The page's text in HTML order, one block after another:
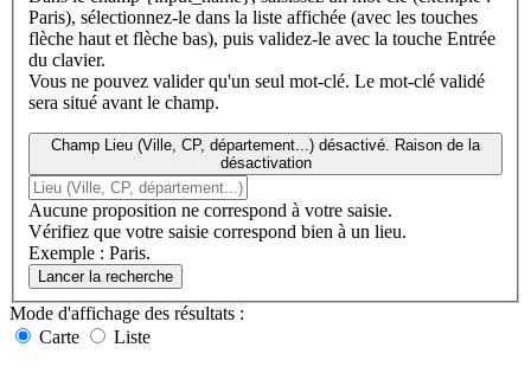
Paris), sélectionnez-le dans la liste affichée (avec les touches
flèche haut et flèche bas), puis validez-le avec la touche Entrée
du clavier.
Vous ne pouvez valider qu'un seul mot-clé. Le mot-clé validé
sera situé avant le champ.
Champ Lieu (Ville, CP, département...) désactivé. Raison de la
désactivation
Aucune proposition ne correspond à votre saisie.
Vérifiez que votre saisie correspond bien à un lieu.
Exemple : Paris.
Lancer la recherche
Mode d'affichage des résultats :
Carte
Liste